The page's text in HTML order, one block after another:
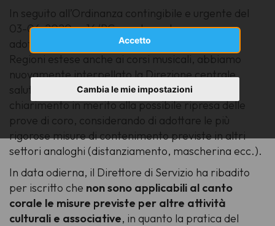
Accetto
Cambia le mie impostazioni
In seguito all’Ordinanza contingibile e urgente del
03-06-2020 n. 16/PC, con la quale vengono
adottate le Linee guida della Conferenza Stato
Regioni estese anche ai corsi musicali, abbiamo
nuovamente interpellato la Direzione centrale
salute della Regione Friuli Venezia Giulia per un
chiarimento in merito alla possibile ripresa delle
prove di coro, considerando di adottare le più
rigorose misure di contenimento previste in altri
settori analoghi (distanziamento, mascherina ecc.).
In data odierna, il Direttore di Servizio ha ribadito
per iscritto che non sono applicabili al canto
corale le misure previste per altre attività
culturali e associative, in quanto la pratica del